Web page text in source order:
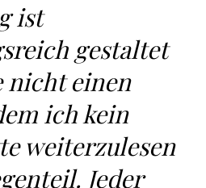
ist
gestaltet
nicht einen
ich kein
weiterzulesen
Jeder